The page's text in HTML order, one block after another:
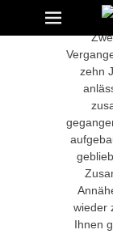
Erstes
Inhalt:
zehn
wieder
Ihnen